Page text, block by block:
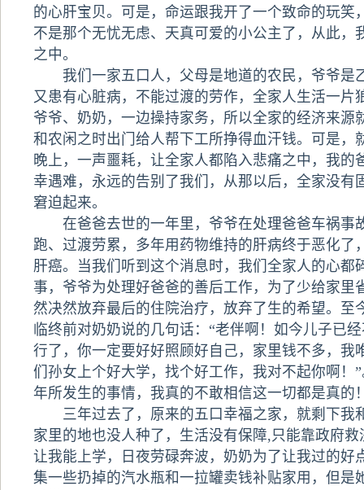
的心肝宝贝。可是，命运跟我开了一个致命的玩笑
不是那个无忧无虑、天真可爱的小公主了，从此，
之中。
我们一家五口人，父母是地道的农民，爷爷是
又患有心脏病，不能过渡的劳作，全家人生活一片
爷爷、奶奶，一边操持家务，所以全家的经济来源
和农闲之时出门给人帮下工所挣得血汗钱。可是，
晚上，一声噩耗，让全家人都陷入悲痛之中，我的
幸遇难，永远的告别了我们，从那以后，全家没有
窘迫起来。
在爸爸去世的一年里，爷爷在处理爸爸车祸事
跑、过渡劳累，多年用药物维持的肝病终于恶化了
肝癌。当我们听到这个消息时，我们全家人的心都
事，爷爷为处理好爸爸的善后工作，为了少给家里
然决然放弃最后的住院治疗，放弃了生的希望。至
临终前对奶奶说的几句话：“老伴啊！如今儿子已
行了，你一定要好好照顾好自己，家里钱不多，我
们孙女上个好大学，找个好工作，我对不起你啊！
年所发生的事情，我真的不敢相信这一切都是真的
三年过去了，原来的五口幸福之家，就剩下我
家里的地也没人种了，生活没有保障,只能靠政府
让我能上学，日夜劳碌奔波，奶奶为了让我过的好
集一些扔掉的汽水瓶和一拉罐卖钱补贴家用，但是